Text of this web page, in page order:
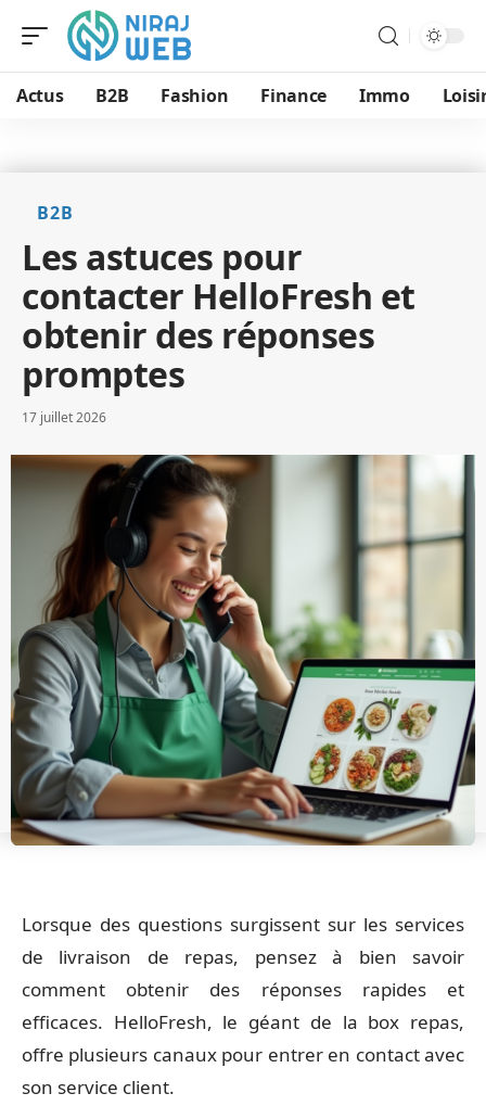
Actus B2B Fashion Finance Immo
B2B
Les astuces pour
contacter HelloFresh et
obtenir des réponses
promptes
17 juillet 2026
Lorsque des questions surgissent sur les services
de livraison de repas, pensez à bien savoir
comment obtenir des réponses rapides et
efficaces. HelloFresh, le géant de la box repas,
offre plusieurs canaux pour entrer en contact avec
son service client.